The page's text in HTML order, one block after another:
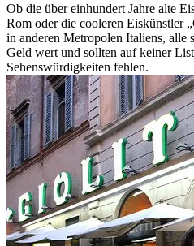
Ob die über einhundert Jahre alte
Rom oder die cooleren Eiskünstler
in anderen Metropolen Italiens, alle
Geld wert und sollten auf keiner
Sehenswürdigkeiten fehlen.